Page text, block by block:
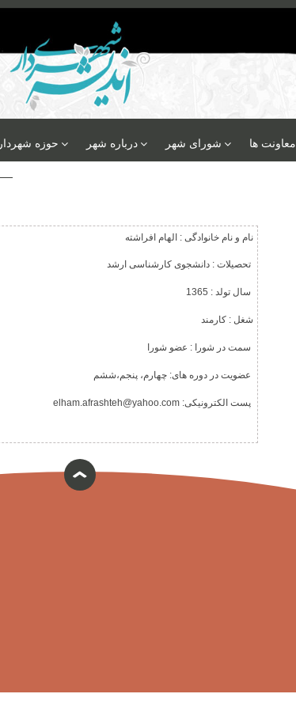
حوزه شهردار درباره شهر شورای شهر معاونت ها
نام و نام خانوادگی : الهام افراشته
تحصیلات : دانشجوی کارشناسی ارشد
سال تولد : 1365
شغل : کارمند
سمت در شورا : عضو شورا
عضویت در دوره های: چهارم، پنجم،ششم
پست الکترونیکی: elham.afrashteh@yahoo.com